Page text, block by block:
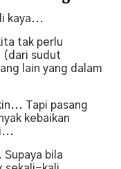
kaya...
tak perlu
(dari sudut
lain yang dalam
Tapi pasang
kebaikan
bila